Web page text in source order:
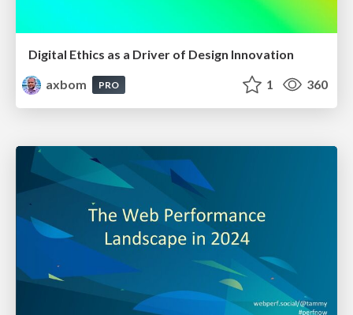
Digital Ethics as a Driver of Design Innovation
axbom
PRO 1 360